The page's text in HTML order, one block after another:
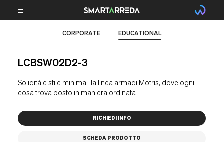
TECNOLOGIA
STEM
TECNICA PROFESSIONALE
CORPORATE EDUCATIONAL
LCBSW02D2-3
Solidità e stile minimal: la linea armadi Motris, dove ogni
cosa trova posto in maniera ordinata.
RICHIEDI INFO
SCHEDA PRODOTTO